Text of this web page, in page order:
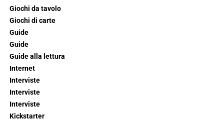
Giochi da tavolo
Giochi di carte
Guide
Guide
Guide alla lettura
Internet
Interviste
Interviste
Interviste
Kickstarter